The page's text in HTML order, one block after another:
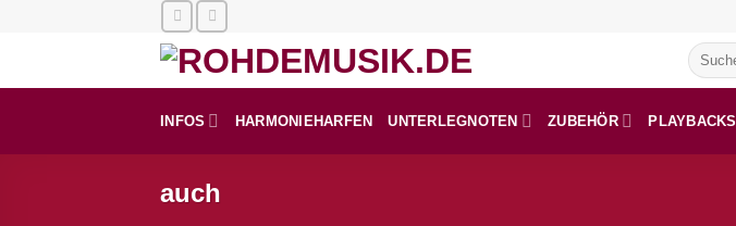
Suchen
nach:
INFOS HARMONIEHARFEN UNTERLEGNOTEN ZUBEHÖR PLAYBACKS
auch